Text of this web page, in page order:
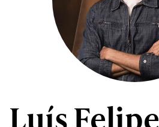
Luís Felipe